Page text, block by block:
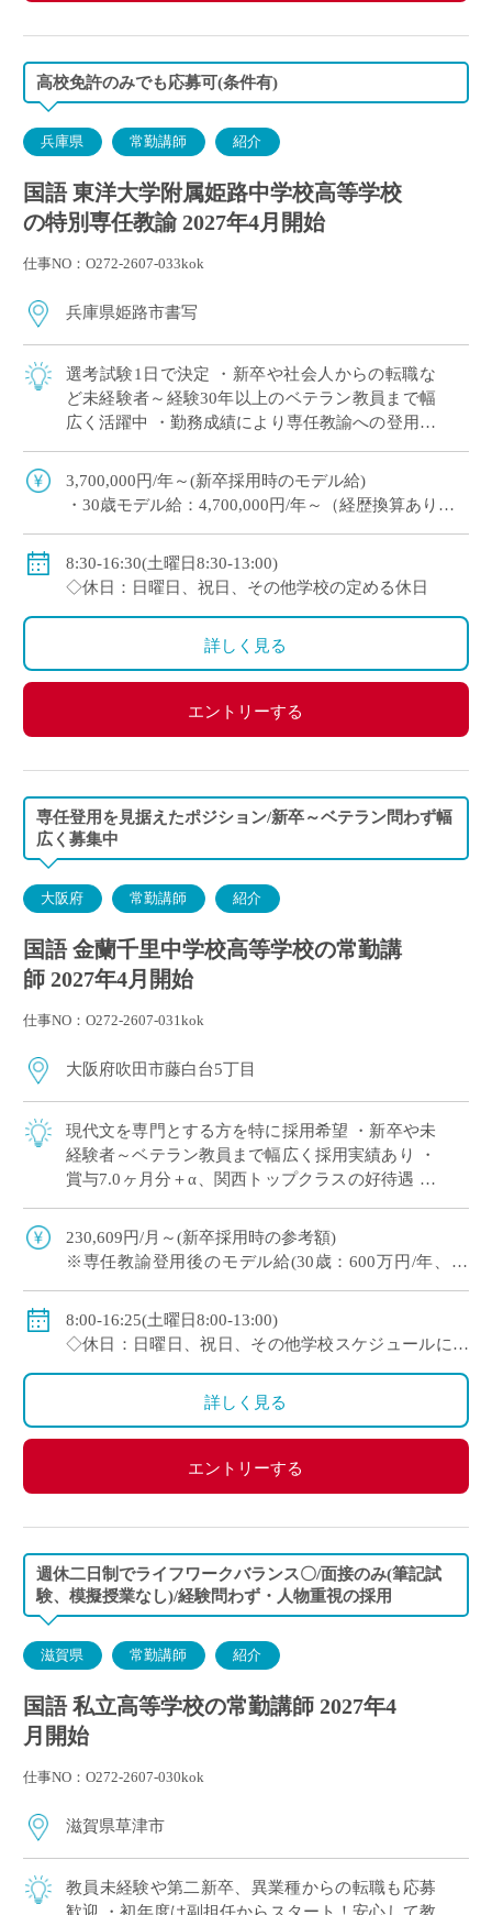
高校免許のみでも応募可(条件有)
兵庫県 常勤講師 紹介
国語 東洋大学附属姫路中学校高等学校
の特別専任教諭 2027年4月開始
仕事NO：O272-2607-033kok
兵庫県姫路市書写
選考試験1日で決定 ・新卒や社会人からの転職な
ど未経験者～経験30年以上のベテラン教員まで幅
広く活躍中 ・勤務成績により専任教諭への登用あ
流にも注力 ※高校免許 […]
3,700,000円/年～(新卒採用時のモデル給)
・30歳モデル給：4,700,000円/年～（経歴換算あり）
※上記以外に補習手当、特殊業務手当、通勤手当、入
試手当、クラブ活動手当を支給
◇保険：私学共済、雇用保険、労災保険
8:30-16:30(土曜日8:30-13:00)
◇休日：日曜日、祝日、その他学校の定める休日
詳しく見る
エントリーする
専任登用を見据えたポジション/新卒～ベテラン問わず幅
広く募集中
大阪府 常勤講師 紹介
国語 金蘭千里中学校高等学校の常勤講
師 2027年4月開始
仕事NO：O272-2607-031kok
大阪府吹田市藤白台5丁目
現代文を専門とする方を特に採用希望 ・新卒や未
経験者～ベテラン教員まで幅広く採用実績あり ・
賞与7.0ヶ月分＋α、関西トップクラスの好待遇 ・
・1クラス30名の少人数授業、 […]
230,609円/月～(新卒採用時の参考額)
※専任教諭登用後のモデル給(30歳：600万円/年、35
◇賞与：有(7.0ヶ月分＋α ※過去実績)
◇手当：各種有
◇保険：私学共済、雇用保険、労災保険
8:00-16:25(土曜日8:00-13:00)
◇休日：日曜日、祝日、その他学校スケジュールによ
詳しく見る
エントリーする
週休二日制でライフワークバランス〇/面接のみ(筆記試
験、模擬授業なし)/経験問わず・人物重視の採用
滋賀県 常勤講師 紹介
国語 私立高等学校の常勤講師 2027年4
月開始
仕事NO：O272-2607-030kok
滋賀県草津市
教員未経験や第二新卒、異業種からの転職も応募